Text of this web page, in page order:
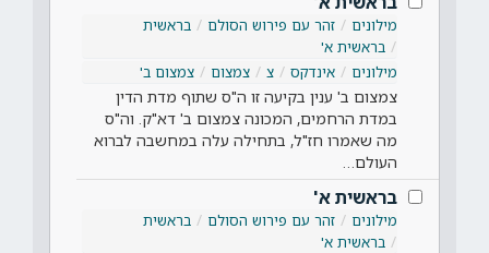
מילונים זהר עם פירוש הסולם
בראשית
בראשית א'
מילונים
אינדקס צ צמצום צמצום ב'
צמצום ב' ענין בקיעה זו ה"ס שתוף מדת הדין
במדת הרחמים, המכונה צמצום ב' דא"ק. וה"ס
מה שאמרו חז"ל, בתחילה עלה במחשבה לברוא
העולם…
בראשית א'
מילונים זהר עם פירוש הסולם
בראשית
בראשית א'